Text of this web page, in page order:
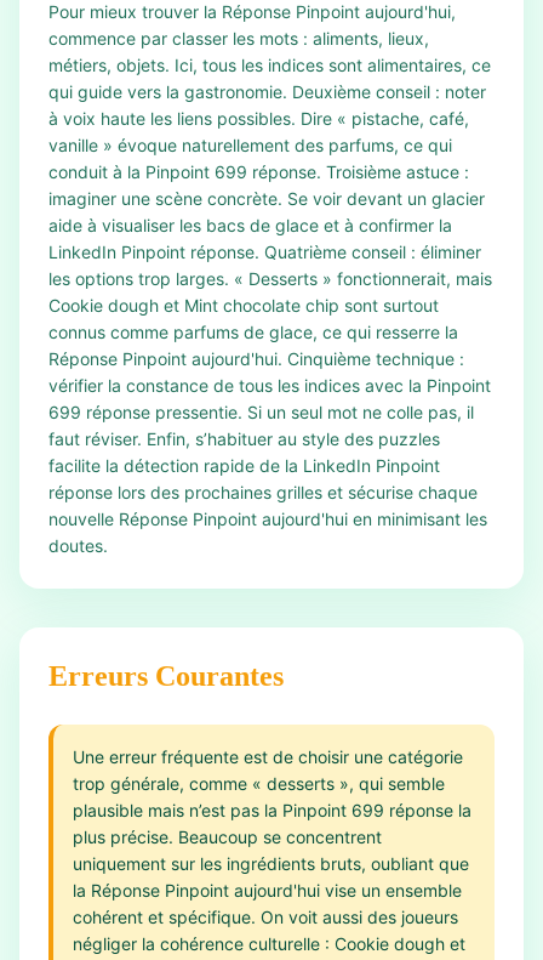
Pour mieux trouver la Réponse Pinpoint aujourd'hui,
commence par classer les mots : aliments, lieux,
métiers, objets. Ici, tous les indices sont alimentaires, ce
qui guide vers la gastronomie. Deuxième conseil : noter
à voix haute les liens possibles. Dire « pistache, café,
vanille » évoque naturellement des parfums, ce qui
conduit à la Pinpoint 699 réponse. Troisième astuce :
imaginer une scène concrète. Se voir devant un glacier
aide à visualiser les bacs de glace et à confirmer la
LinkedIn Pinpoint réponse. Quatrième conseil : éliminer
les options trop larges. « Desserts » fonctionnerait, mais
Cookie dough et Mint chocolate chip sont surtout
connus comme parfums de glace, ce qui resserre la
Réponse Pinpoint aujourd'hui. Cinquième technique :
vérifier la constance de tous les indices avec la Pinpoint
699 réponse pressentie. Si un seul mot ne colle pas, il
faut réviser. Enfin, s’habituer au style des puzzles
facilite la détection rapide de la LinkedIn Pinpoint
réponse lors des prochaines grilles et sécurise chaque
nouvelle Réponse Pinpoint aujourd'hui en minimisant les
doutes.
Erreurs Courantes
Une erreur fréquente est de choisir une catégorie
trop générale, comme « desserts », qui semble
plausible mais n’est pas la Pinpoint 699 réponse la
plus précise. Beaucoup se concentrent
uniquement sur les ingrédients bruts, oubliant que
la Réponse Pinpoint aujourd'hui vise un ensemble
cohérent et spécifique. On voit aussi des joueurs
négliger la cohérence culturelle : Cookie dough et